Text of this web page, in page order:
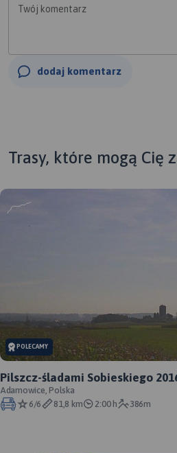
Twój komentarz
dodaj komentarz
Trasy, które mogą Cię
POLECAMY
Pilszcz-śladami Sobieskiego
Adamowice, Polska
6/6
81,8 km 2:00 h 386m